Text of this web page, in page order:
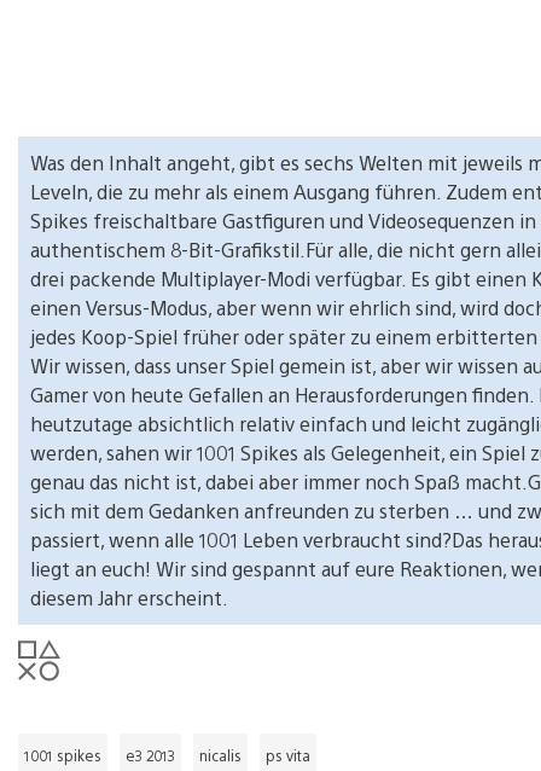
Was den Inhalt angeht, gibt es sechs Welten mit jeweils
Leveln, die zu mehr als einem Ausgang führen. Zudem
Spikes freischaltbare Gastfiguren und Videosequenzen in
authentischem 8-Bit-Grafikstil.Für alle, die nicht gern
drei packende Multiplayer-Modi verfügbar. Es gibt einen
einen Versus-Modus, aber wenn wir ehrlich sind, wird
jedes Koop-Spiel früher oder später zu einem
Wir wissen, dass unser Spiel gemein ist, aber wir wissen
Gamer von heute Gefallen an Herausforderungen finden.
heutzutage absichtlich relativ einfach und leicht
werden, sahen wir 1001 Spikes als Gelegenheit, ein Spiel
genau das nicht ist, dabei aber immer noch Spaß
sich mit dem Gedanken anfreunden zu sterben … und
passiert, wenn alle 1001 Leben verbraucht sind?Das
liegt an euch! Wir sind gespannt auf eure Reaktionen,
diesem Jahr erscheint.
1001 spikes e3 2013 nicalis ps vita